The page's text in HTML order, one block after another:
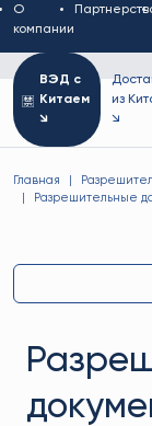
О
компании
ВЭД с
Китаем
↘
из
↘
Главная
Разрешительные